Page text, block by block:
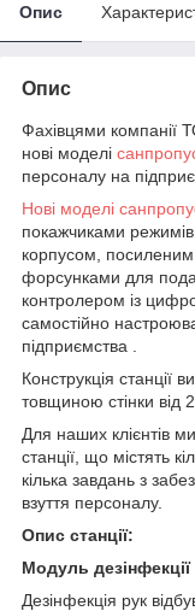
Опис
Опис
Фахівцями
нові моделі
персоналу на
Нові моделі
покажчиками
корпусом,
форсунками для
контролером із
самостійно
підприємства .
Конструкція станції
товщиною стінки від
Для наших клієнтів
станції, що містять
кілька завдань з
взуття персоналу.
Опис станції:
Модуль дезінфекції
Дезінфекція рук